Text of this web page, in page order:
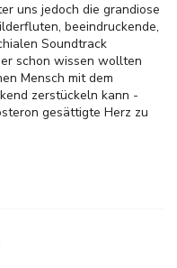
uns jedoch die grandiose
beeindruckende,
Soundtrack
schon wissen wollten
Mensch mit dem
zerstückeln kann -
gesättigte Herz zu